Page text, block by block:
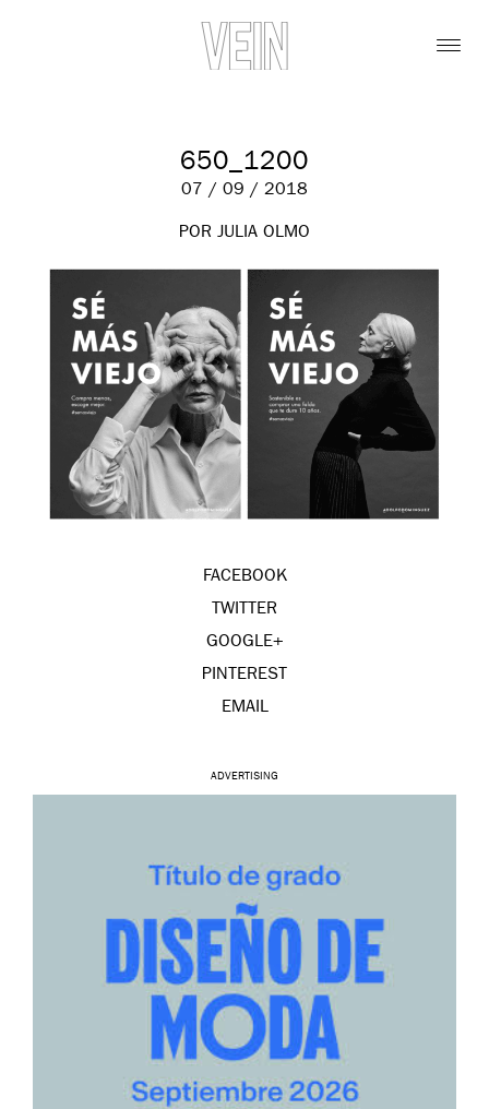
650_1200
07 / 09 / 2018
POR JULIA OLMO
FACEBOOK
TWITTER
GOOGLE+
PINTEREST
EMAIL
ADVERTISING